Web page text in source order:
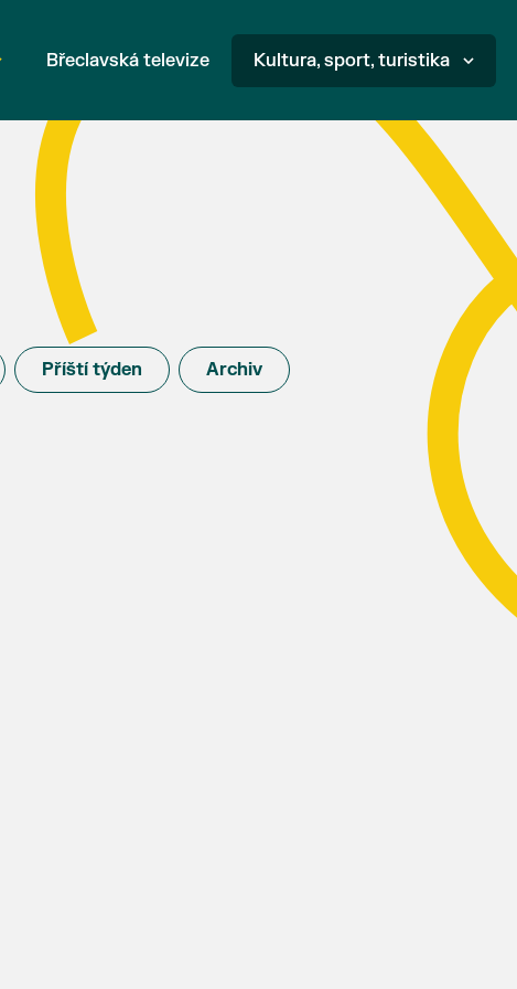
Břeclavská televize Kultura, sport, turistika
Příští týden Archiv